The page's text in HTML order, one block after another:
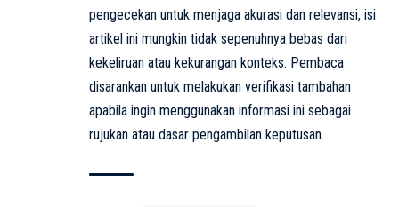
pengecekan untuk menjaga akurasi dan relevansi, isi
artikel ini mungkin tidak sepenuhnya bebas dari
kekeliruan atau kekurangan konteks. Pembaca
disarankan untuk melakukan verifikasi tambahan
apabila ingin menggunakan informasi ini sebagai
rujukan atau dasar pengambilan keputusan.